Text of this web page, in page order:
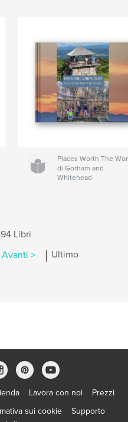
Places Worth The
di Gorham and
Whitehead
Libri
Avanti > | Ultimo
Lavora con noi
Prezzi
sui cookie
Supporto